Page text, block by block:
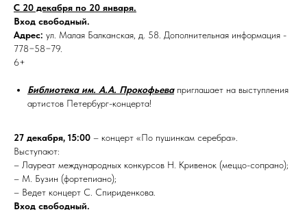
С 20 декабря по 20 января.
Вход свободный.
Адрес: ул. Малая Балканская, д. 58. Дополнительная информация -
778−58−79.
6+
Библиотека им. А.А. Прокофьеваприглашает на выступления
артистов Петербург-концерта!
27 декабря, 15:00 – концерт «По пушинкам серебра».
Выступают:
– Лауреат международных конкурсов Н. Кривенок (меццо-сопрано);
– М. Бузин (фортепиано);
– Ведет концерт С. Спириденкова.
Вход свободный.